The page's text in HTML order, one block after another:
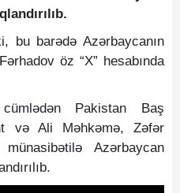
bu barədə Azərbaycanın
öz “X” hesabında
Pakistan Baş
və Ali Məhkəmə, Zəfər
Azərbaycan